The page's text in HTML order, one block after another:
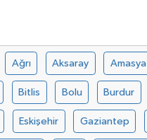
Ağrı Aksaray Amasya
Bitlis Bolu Burdur
Eskişehir Gaziantep